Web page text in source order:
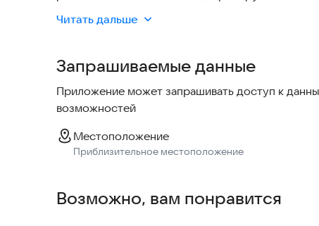
с психологом в удобное время. Покупайте и
личном кабинете. Следите за новостями и
Читать дальше
Запрашиваемые данные
Приложение может запрашивать доступ к
возможностей
Местоположение
Приблизительное местоположение
Возможно, вам понравится